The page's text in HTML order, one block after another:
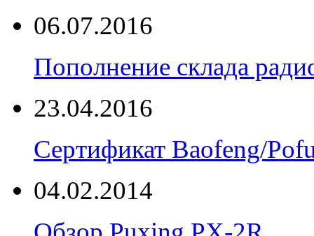
06.07.2016
Пополнение склада
23.04.2016
Сертификат Baofeng/
04.02.2014